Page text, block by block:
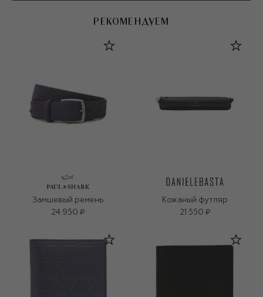
РЕКОМЕНДУЕМ
Замшевый ремень
24 950 ₽
Кожаный футляр
21 550 ₽